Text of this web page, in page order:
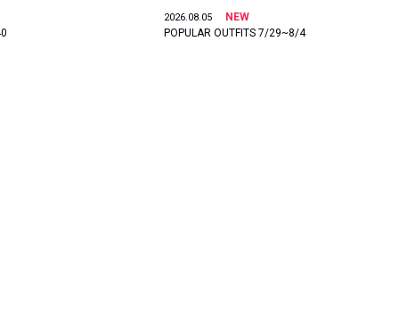
2026.08.05
NEW
POPULAR OUTFITS 7/29~8/4